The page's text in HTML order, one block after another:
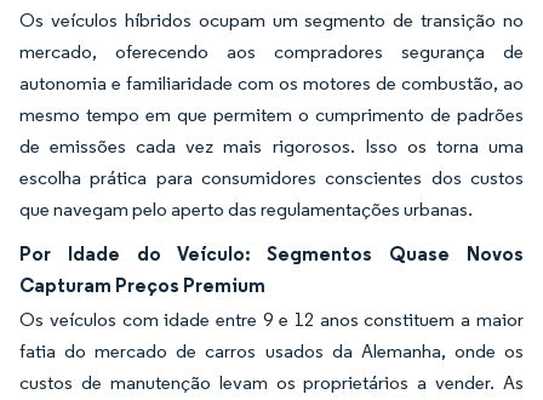
Os veículos híbridos ocupam um segmento de transição no
mercado, oferecendo aos compradores segurança de
autonomia e familiaridade com os motores de combustão, ao
mesmo tempo em que permitem o cumprimento de padrões
de emissões cada vez mais rigorosos. Isso os torna uma
escolha prática para consumidores conscientes dos custos
que navegam pelo aperto das regulamentações urbanas.
Por Idade do Veículo: Segmentos Quase Novos
Capturam Preços Premium
Os veículos com idade entre 9 e 12 anos constituem a maior
fatia do mercado de carros usados da Alemanha, onde os
custos de manutenção levam os proprietários a vender. As